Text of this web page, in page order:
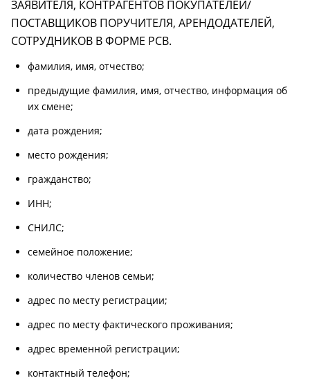
ЗАЯВИТЕЛЯ, КОНТРАГЕНТОВ ПОКУПАТЕЛЕЙ/
ПОСТАВЩИКОВ ПОРУЧИТЕЛЯ, АРЕНДОДАТЕЛЕЙ,
СОТРУДНИКОВ В ФОРМЕ РСВ.
фамилия, имя, отчество;
предыдущие фамилия, имя, отчество, информация об
их смене;
дата рождения;
место рождения;
гражданство;
ИНН;
СНИЛС;
семейное положение;
количество членов семьи;
адрес по месту регистрации;
адрес по месту фактического проживания;
адрес временной регистрации;
контактный телефон;